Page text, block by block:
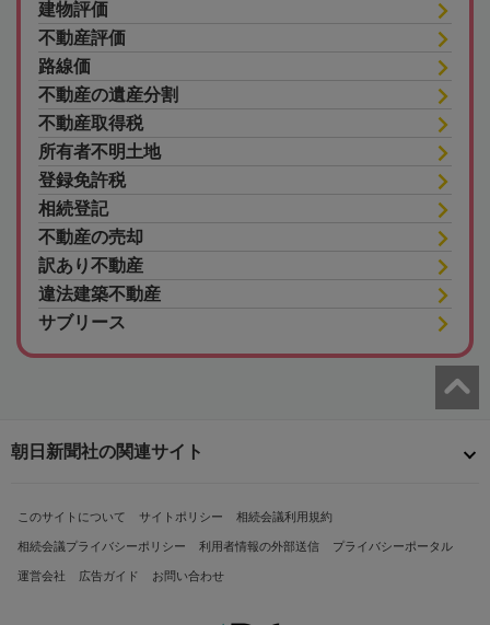
建物評価
不動産評価
路線価
不動産の遺産分割
不動産取得税
所有者不明土地
登録免許税
相続登記
不動産の売却
訳あり不動産
違法建築不動産
サブリース
朝日新聞社の関連サイト
このサイトについて サイトポリシー 相続会議利用規約
相続会議プライバシーポリシー 利用者情報の外部送信 プライバシーポータル
運営会社 広告ガイド お問い合わせ